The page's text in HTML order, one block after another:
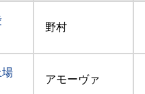
野村
アモーヴァ